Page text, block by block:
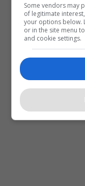
Some vendors may
of legitimate
your options below.
or in the site menu
and cookie settings.